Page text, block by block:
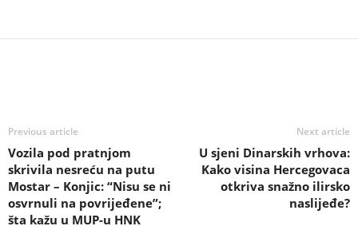
Previous article
Vozila pod pratnjom
skrivila nesreću na putu
Mostar – Konjic: “Nisu se ni
osvrnuli na povrijeđene”;
šta kažu u MUP-u HNK
Next article
U sjeni Dinarskih vrhova:
Kako visina Hercegovaca
otkriva snažno ilirsko
naslijeđe?